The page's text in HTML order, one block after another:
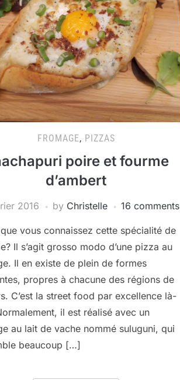
FROMAGE, PIZZAS
poire et fourme
d’ambert
2016 by Christelle 16 comments
vous connaissez cette spécialité de
Il s’agit grosso modo d’une pizza au
Il en existe de plein de formes
propres à chacune des régions de
C’est la street food par excellence là-
il est réalisé avec un
au lait de vache nommé suluguni, qui
beaucoup […]